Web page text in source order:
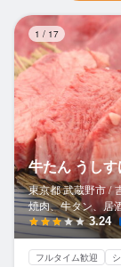
1 / 17
牛たん うし
東京都 武蔵野市 /
焼肉、牛タン、居
3.24
フルタイム歓迎